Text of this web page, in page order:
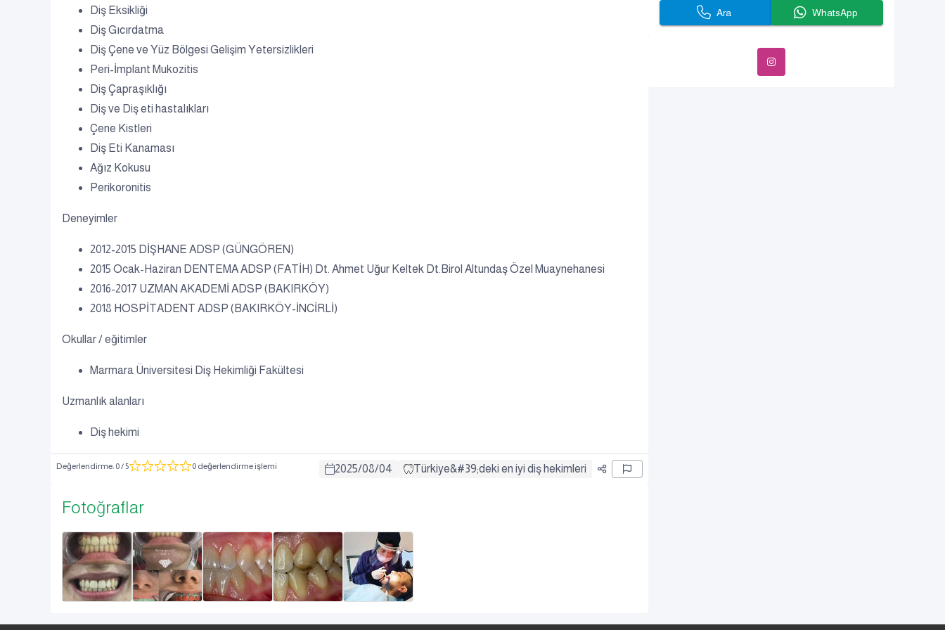
Diş Eksikliği
Diş Gıcırdatma
Diş Çene ve Yüz Bölgesi Gelişim Yetersizlikleri
Peri-İmplant Mukozitis
Diş Çapraşıklığı
Diş ve Diş eti hastalıkları
Çene Kistleri
Diş Eti Kanaması
Ağız Kokusu
Perikoronitis
Deneyimler
2012-2015 DİŞHANE ADSP (GÜNGÖREN)
2015 Ocak-Haziran DENTEMA ADSP (FATİH) Dt. Ahmet Uğur Keltek Dt.Birol Altundaş Özel Muaynehanesi
2016-2017 UZMAN AKADEMİ ADSP (BAKIRKÖY)
2018 HOSPİTADENT ADSP (BAKIRKÖY-İNCİRLİ)
Okullar / eğitimler
Marmara Üniversitesi Diş Hekimliği Fakültesi
Uzmanlık alanları
Diş hekimi
Değerlendirme: 0/ 5 0 değerlendirme işlemi 2025/08/04 Türkiye&#39;deki en iyi diş hekimleri
Fotoğraflar
Ara WhatsApp